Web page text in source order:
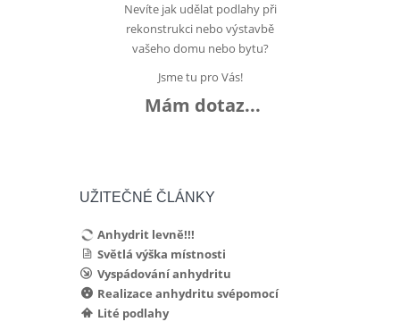
Nevíte jak udělat podlahy při
rekonstrukci nebo výstavbě
vašeho domu nebo bytu?
Jsme tu pro Vás!
Mám dotaz...
UŽITEČNÉ ČLÁNKY
Anhydrit levně!!!
Světlá výška místnosti
Vyspádování anhydritu
Realizace anhydritu svépomocí
Lité podlahy